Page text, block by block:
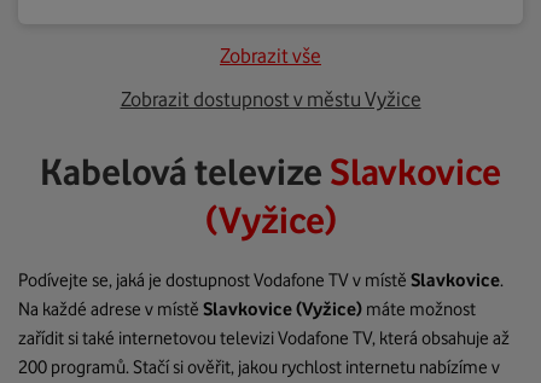
Zobrazit vše
Zobrazit dostupnost v městu Vyžice
Kabelová televize Slavkovice
(Vyžice)
Podívejte se, jaká je dostupnost Vodafone TV v místě Slavkovice.
Na každé adrese v místě Slavkovice(Vyžice) máte možnost
zařídit si také internetovou televizi Vodafone TV, která obsahuje až
200 programů. Stačí si ověřit, jakou rychlost internetu nabízíme v